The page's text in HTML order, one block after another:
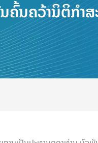
ຄົ້ນຄວ້ານິຕິກໍາ